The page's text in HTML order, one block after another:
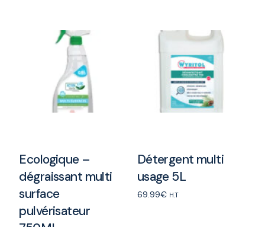
Ecologique –
dégraissant multi
surface
pulvérisateur
Détergent multi
usage 5L
69.99€ H.T